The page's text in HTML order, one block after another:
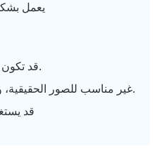
يعمل
قد تكون واجهة المستخدم قديمة.
غير مناسب للصور الحقيقية، وخاصة الصور الشخصية.
قد